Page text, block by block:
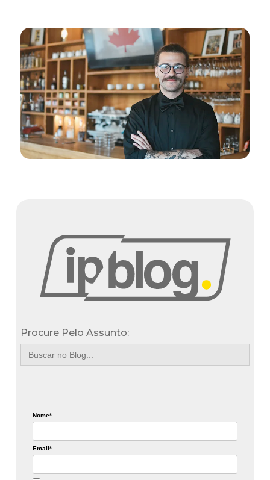
Procure Pelo Assunto:
Search
for:
Nome*
Email*